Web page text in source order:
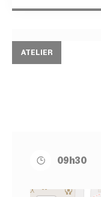
ATELIER
09h30